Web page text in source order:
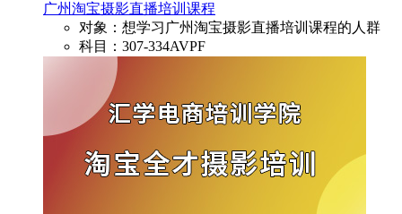
广州淘宝摄影直播培训课程
对象：想学习广州淘宝摄影直播培训课程的人群
科目：307-334AVPF